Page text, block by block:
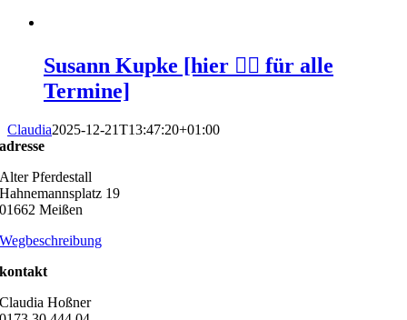
Susann Kupke [hier 👆🏻 für alle
Termine]
Claudia2025-12-21T13:47:20+01:00
adresse
Alter Pferdestall
Hahnemannsplatz 19
01662 Meißen
Wegbeschreibung
kontakt
Claudia Hoßner